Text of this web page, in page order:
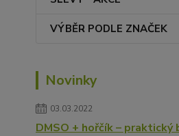
VÝBĚR PODLE ZNAČEK
Novinky
03.03.2022
DMSO + hořčík – praktický